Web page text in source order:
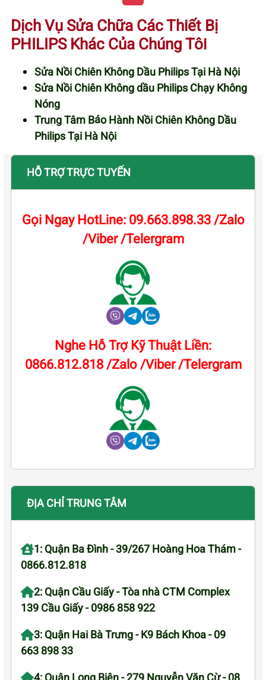
Dịch Vụ Sửa Chữa Các Thiết Bị
PHILIPS Khác Của Chúng Tôi
Sửa Nồi Chiên Không Dầu Philips Tại Hà Nội
Sửa Nồi Chiên Không dầu Philips Chạy Không
Nóng
Trung Tâm Bảo Hành Nồi Chiên Không Dầu
Philips Tại Hà Nội
HỖ TRỢ TRỰC TUYẾN
Gọi Ngay HotLine: 09.663.898.33 /Zalo
/Viber /Telergram
Nghe Hỗ Trợ Kỹ Thuật Liền:
0866.812.818 /Zalo /Viber /Telergram
ĐỊA CHỈ TRUNG TÂM
1: Quận Ba Đình - 39/267 Hoàng Hoa Thám -
0866.812.818
2: Quận Cầu Giấy - Tòa nhà CTM Complex
139 Cầu Giấy - 0986 858 922
3: Quận Hai Bà Trưng - K9 Bách Khoa - 09
663 898 33
4: Quận Long Biên - 279 Nguyễn Văn Cừ - 08